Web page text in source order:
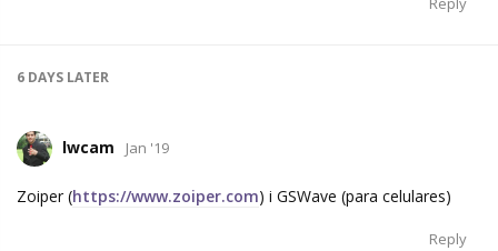
6 DAYS LATER
lwcam Jan '19
Zoiper (https://www.zoiper.com) i GSWave (para celulares)
Reply